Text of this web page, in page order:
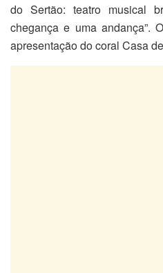
do Sertão: teatro musical
chegança e uma andança”.
apresentação do coral Casa